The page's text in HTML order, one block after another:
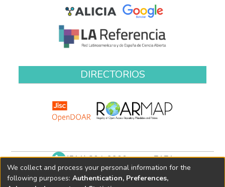
DIRECTORIOS
(511) 204-9900 anexo 7171
biblioteca@oefa.gob.pe
We collect and process your personal information for the
following purposes: Authentication, Preferences,